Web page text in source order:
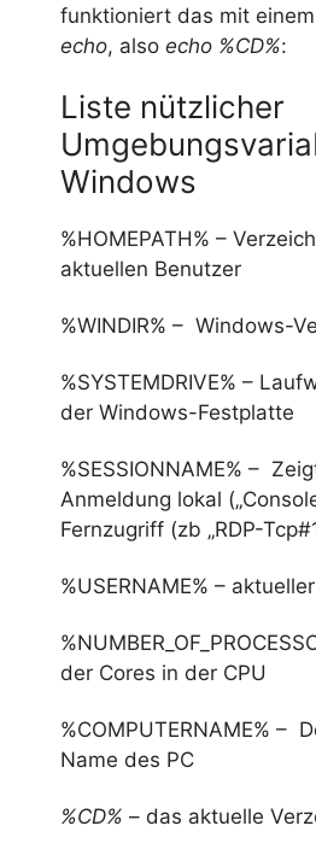
funktioniert das mit
echo, also echo %CD%:
Liste nützlicher
Windows
%HOMEPATH% –
aktuellen Benutzer
%WINDIR% – Windows-
%SYSTEMDRIVE% –
der Windows-Festplatte
%SESSIONNAME% –
Anmeldung lokal
Fernzugriff (zb „RDP-
%USERNAME% –
der Cores in der CPU
%COMPUTERNAME% –
Name des PC
%CD% – das aktuelle